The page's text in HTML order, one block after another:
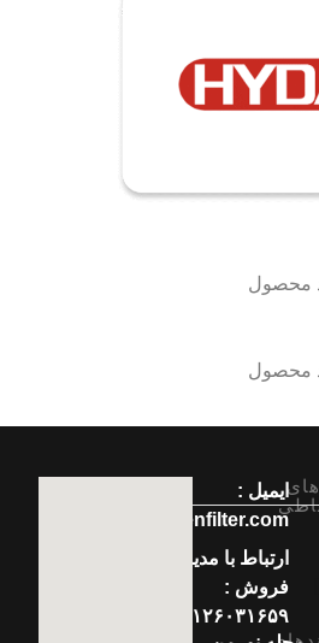
محصول
محصول
ایمیل :
info[at]normenfilter.com
ارتباط با مدیر
فروش :
۰۹۱۲۶۰۳۱۶۵۹